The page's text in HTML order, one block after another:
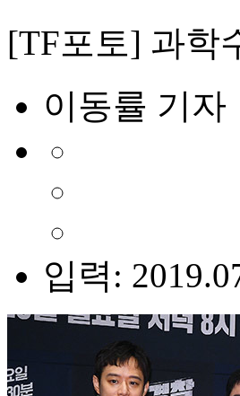
[TF포토] 과학
이동률 기자
입력: